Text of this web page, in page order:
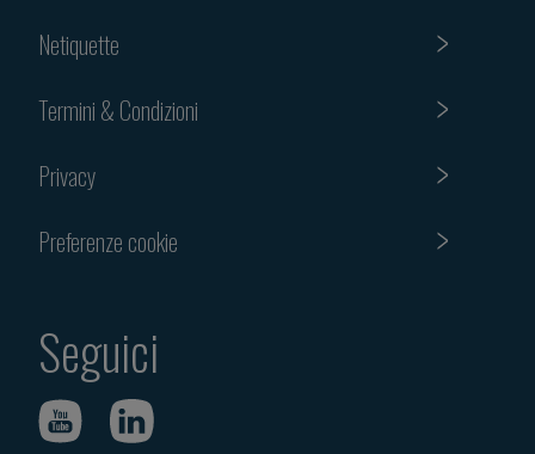
Netiquette
Termini & Condizioni
Privacy
Preferenze cookie
Seguici